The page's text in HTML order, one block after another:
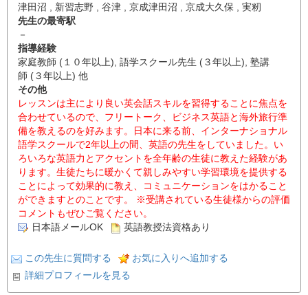
津田沼 , 新習志野 , 谷津 , 京成津田沼 , 京成大久保 , 実籾
先生の最寄駅
－
指導経験
家庭教師 (１０年以上), 語学スクール先生 (３年以上), 塾講
師 (３年以上) 他
その他
レッスンは主により良い英会話スキルを習得することに焦点を
合わせているので、フリートーク、ビジネス英語と海外旅行準
備を教えるのを好みます。日本に来る前、インターナショナル
語学スクールで2年以上の間、英語の先生をしていました。い
ろいろな英語力とアクセントを全年齢の生徒に教えた経験があ
ります。生徒たちに暖かくて親しみやすい学習環境を提供する
ことによって効果的に教え、コミュニケーションをはかること
ができますとのことです。 ※受講されている生徒様からの評価
コメントもぜひご覧ください。
日本語メールOK
英語教授法資格あり
この先生に質問する
お気に入りへ追加する
詳細プロフィールを見る